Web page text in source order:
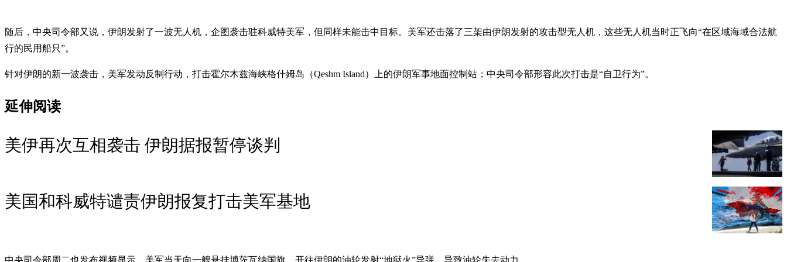
随后，中央司令部又说，伊朗发射了一波无人机，企图袭击驻科威特美军，但同样未能击中目标。美军还击落了三架由伊朗发射的攻击型无人机，这些无人机当时正飞向“在区域海域合法航
行的民用船只”。
针对伊朗的新一波袭击，美军发动反制行动，打击霍尔木兹海峡格什姆岛（Qeshm Island）上的伊朗军事地面控制站；中央司令部形容此次打击是“自卫行为”。
延伸阅读
美伊再次互相袭击 伊朗据报暂停谈判
美国和科威特谴责伊朗报复打击美军基地